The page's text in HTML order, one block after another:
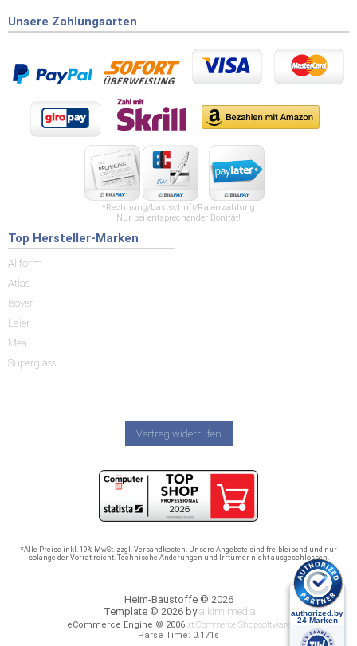
Unsere Zahlungsarten
*Rechnung/Lastschrift/Ratenzahlung
Nur bei entsprechender Bonität!
Top Hersteller-Marken
Allform
Atlas
Isover
Laier
Mea
Superglass
Vertrag widerrufen
*Alle Preise inkl. 19% MwSt. zzgl. Versandkosten. Unsere Angebote sind freibleibend und nur
solange der Vorrat reicht. Technische Änderungen und Irrtümer nicht ausgeschlossen.
Heim-Baustoffe © 2026
Template © 2026 byalkim media
eCommerce Engine © 2006 xt:Commerce Shopsoftware
Parse Time: 0.171s